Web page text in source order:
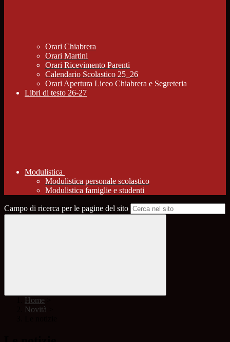
Orari Chiabrera
Orari Martini
Orari Ricevimento Parenti
Calendario Scolastico 25_26
Orari Apertura Liceo Chiabrera e Segreteria
Libri di testo 26-27
Modulistica
Modulistica personale scolastico
Modulistica famiglie e studenti
Campo di ricerca per le pagine del sito
Home
Novità